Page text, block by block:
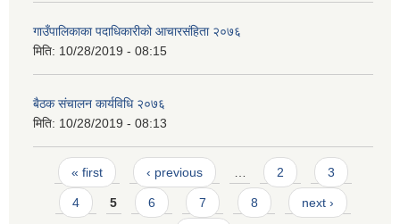
गाउँपालिकाका पदाधिकारीको आचारसंहि‌‌ता २०७६
मिति: 10/28/2019 - 08:15
बैठक संचालन कार्यविधि २०७६
मिति: 10/28/2019 - 08:13
Pages
« first ‹ previous 2 3
4 5 6 7 8 next ›